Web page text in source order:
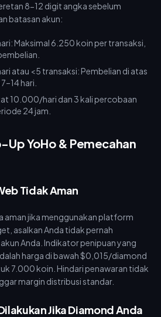
8-12 digit angka sebelum
batasan akun:
Maksimal 6.250 koin per transaksi,
atau <5 transaksi: Pembelian di atas
hari.
10.000/hari dan 3 kali percobaan
24 jam.
Up YoHo & Pemecahan
Tidak Aman
aman jika menggunakan platform
asalkan Anda tidak pernah
Anda. Indikator penipuan yang
harga di bawah $0,015/diamond
7.000 koin. Hindari penawaran tidak
margin distribusi standar.
Jika Diamond Anda